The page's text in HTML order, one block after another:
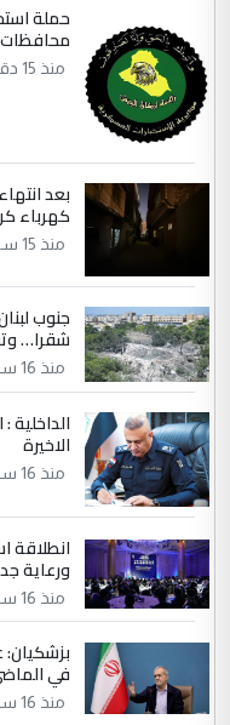
سردار
التعليق : واحد
جنسية الرافد
ابا فرات ...
الموضوع :
مضجعيك يابن
التعليق : واحد
جنسية الرافد
ابا فرات ...
الموضوع :
مضجعيك يابن
محافظات
منذ 15 دقيقة
بعد
كهرباء
منذ 15 ساعة
جنوب
شقرا…
منذ 16 ساعة
الاخيرة
منذ 16 ساعة
انطلاقة
ورعاية
منذ 16 ساعة
بزشكيان:
في
منذ 16 ساعة